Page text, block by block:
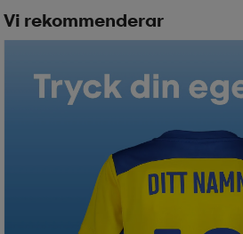
Vi rekommenderar